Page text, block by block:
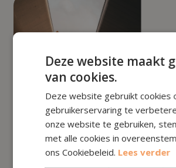
Deze website maakt
van cookies.
Deze website gebruikt cookies
gebruikerservaring te
onze website te gebruiken,
met alle cookies in
ons Cookiebeleid. Lees verder